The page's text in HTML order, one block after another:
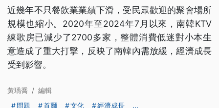
近幾年不只餐飲業業績下滑，受民眾歡迎的聚會場所
規模也縮小。2020年至2024年7月以來，南韓KTV
練歌房已減少了2700多家，整體消費低迷對小本生
意造成了重大打擊，反映了南韓內需放緩，經濟成長
受到影響。
黃瑀喬 / 編輯
問題
首爾 文化 經濟成長 ...